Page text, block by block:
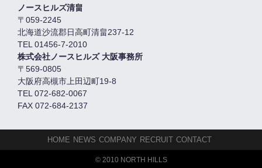
ノースヒルズ清畠
〒059-2245
北海道沙流郡日高町清畠237-12
TEL 01456-7-2010
株式会社ノースヒルズ 大阪事務所
〒569-0805
大阪府高槻市上田辺町19-8
TEL 072-682-0067
FAX 072-684-2137
HOME NEWS COMPANY RECRUIT CONTACT
© 2010 NORTH HILLS